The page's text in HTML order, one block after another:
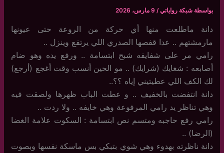
بواسطة شبكة رواياتي/ 9 مارس، 2026
دانة ماطلعت منها أي حركة من الروعة حتى عيونها
مارمشتهم .. عدا قفصها الصدري اللي يرتفع وينزل ..
رامي مر على شفايفه شبح ابتسامة .. ورفع يده وهو ضام
أصابعه : شغايك (شرايك) .. مو الحين أنسب وقت أغجع (أرجع)
لك الكف اللي عطيتيني إياه ؟؟..
دانة انتفضت بالخفيف .. و عطت الباب ظهرها ولصقت فيه
وهي تناظر يد رامي المرفوعة وهي خايفه .. ولا ردت ..
رامي رفع حاجبه ومتسم نص ابتسامة : السكوت علامة الغضا
(الرضا) ..
دانة ناظرته بهدوء وهي شوي بتبكي بس ماسكة نفسها وبصوت